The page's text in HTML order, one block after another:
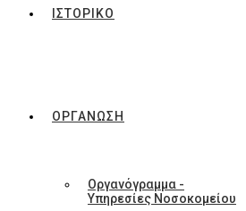
ΙΣΤΟΡΙΚΟ
ΟΡΓΑΝΩΣΗ
Οργανόγραμμα -
Υπηρεσίες Νοσοκομείου